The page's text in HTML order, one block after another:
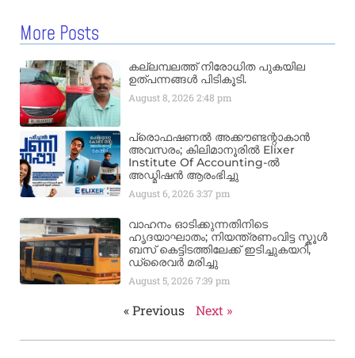
More Posts
കല്ലമ്പലത്ത് നിരോധിത പുകയില
ഉത്പന്നങ്ങൾ പിടികൂടി.
August 8, 20262:48 pm
പ്രൊഫഷണൽ അക്കൗണ്ടന്റാകാൻ
അവസരം; കിലിമാനൂരിൽ Elixer
Institute Of Accounting-ൽ
അഡ്മിഷൻ ആരംഭിച്ചു
August 6, 20263:37 pm
വാഹനം ഓടിക്കുന്നതിനിടെ
ഹൃദയാഘാതം; നിയന്ത്രണംവിട്ട സ്കൂൾ
ബസ് കെട്ടിടത്തിലേക്ക് ഇടിച്ചുകയറി,
ഡ്രൈവർ മരിച്ചു
August 5, 20267:39 pm
« Previous Next »